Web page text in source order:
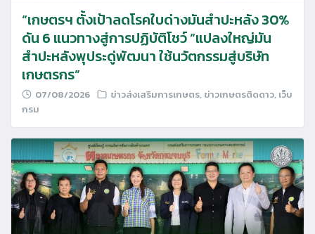
“เกษตรฯ ตั้งเป้าลดโรคใบด่างมันสำปะหลัง 30%
ดัน 6 แนวทางสู่การปฏิบัติโชว์ “แปลงใหญ่มัน
สำปะหลังพุประดู่พัฒนา ใช้นวัตกรรมสู่บริษัท
เกษตรกร”
07/08/2026 ข่าวส่งเสริมการเกษตร, ข่าวเกษตรติดดาว, เว็บ
กรม